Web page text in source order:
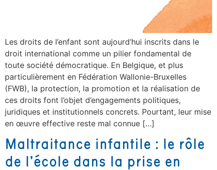
Les droits de l’enfant sont aujourd’hui inscrits dans le
droit international comme un pilier fondamental de
toute société démocratique. En Belgique, et plus
particulièrement en Fédération Wallonie-Bruxelles
(FWB), la protection, la promotion et la réalisation de
ces droits font l’objet d’engagements politiques,
juridiques et institutionnels concrets. Pourtant, leur mise
en œuvre effective reste mal connue […]
Maltraitance infantile : le rôle
de l’école dans la prise en